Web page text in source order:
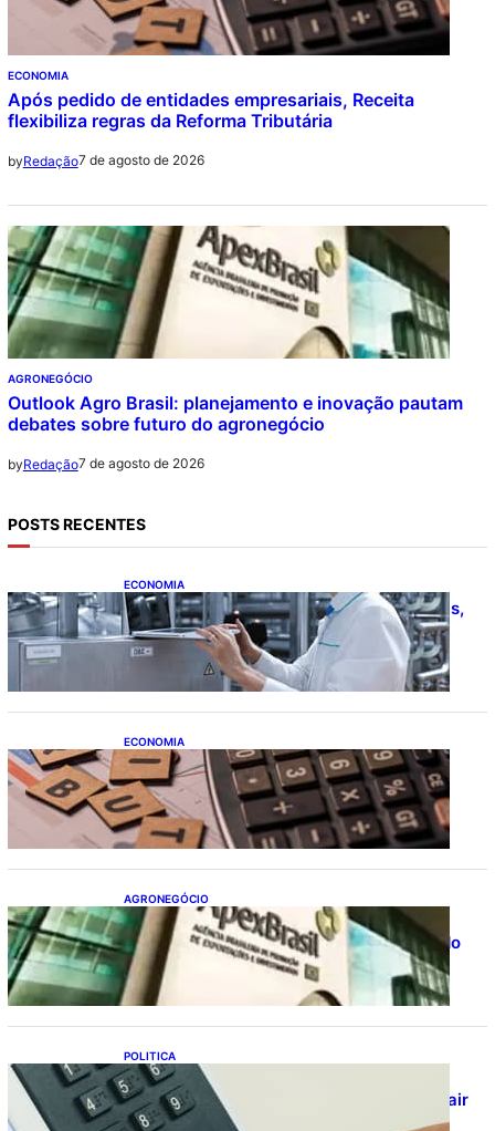
ECONOMIA
Após pedido de entidades empresariais, Receita
flexibiliza regras da Reforma Tributária
byRedação7 de agosto de 2026
AGRONEGÓCIO
Outlook Agro Brasil: planejamento e inovação pautam
debates sobre futuro do agronegócio
byRedação7 de agosto de 2026
POSTS RECENTES
ECONOMIA
CNI: indústria investe em máquinas novas,
mas modernização tecnológica avança
lentamente
ECONOMIA
Após pedido de entidades empresariais,
Receita flexibiliza regras da Reforma
Tributária
AGRONEGÓCIO
Outlook Agro Brasil: planejamento e
inovação pautam debates sobre futuro do
agronegócio
POLITICA
Viracasacas? Em 2022, 259 municípios
votaram mais em Lula no 1º turno e em Jair
no 2º